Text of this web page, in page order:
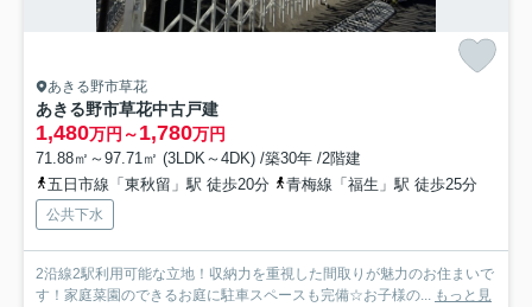
あきる野市草花
あきる野市草花中古戸建
1,480万円～1,780万円
71.88㎡～97.71㎡ (3LDK～4DK) /築30年 /2階建
五日市線「東秋留」駅 徒歩20分
青梅線「福生」駅 徒歩25分
公共下水
2沿線2駅利用可能な立地！収納力を重視した間取りが魅力のお住まいで
す！家庭菜園のできるお庭に駐車スペースも完備☆お子様の... もっと見